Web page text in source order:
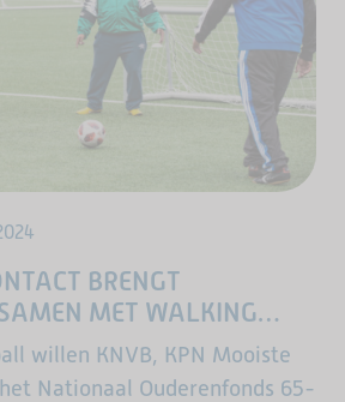
BRENGT
MET WALKING
willen KNVB, KPN Mooiste
Nationaal Ouderenfonds 65-